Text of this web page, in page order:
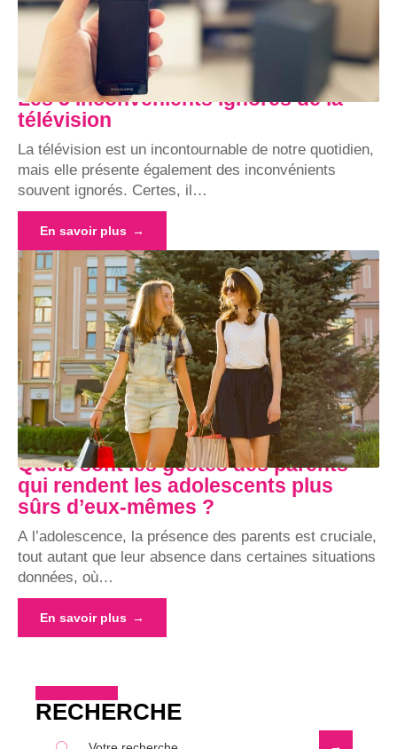
Les 5 inconvénients ignorés de la
télévision
La télévision est un incontournable de notre quotidien,
mais elle présente également des inconvénients
souvent ignorés. Certes, il …
En savoir plus
Quels sont les gestes des parents
qui rendent les adolescents plus
sûrs d’eux-mêmes ?
A l’adolescence, la présence des parents est cruciale,
tout autant que leur absence dans certaines situations
données, où…
En savoir plus
RECHERCHE